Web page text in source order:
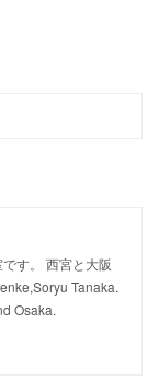
す。 西宮と大阪
Tanaka.
Osaka.